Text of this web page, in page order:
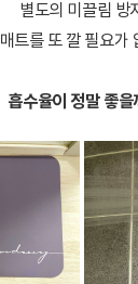
별도의 미끌림 방
매트를 또 깔 필요가
흡수율이 정말 좋을